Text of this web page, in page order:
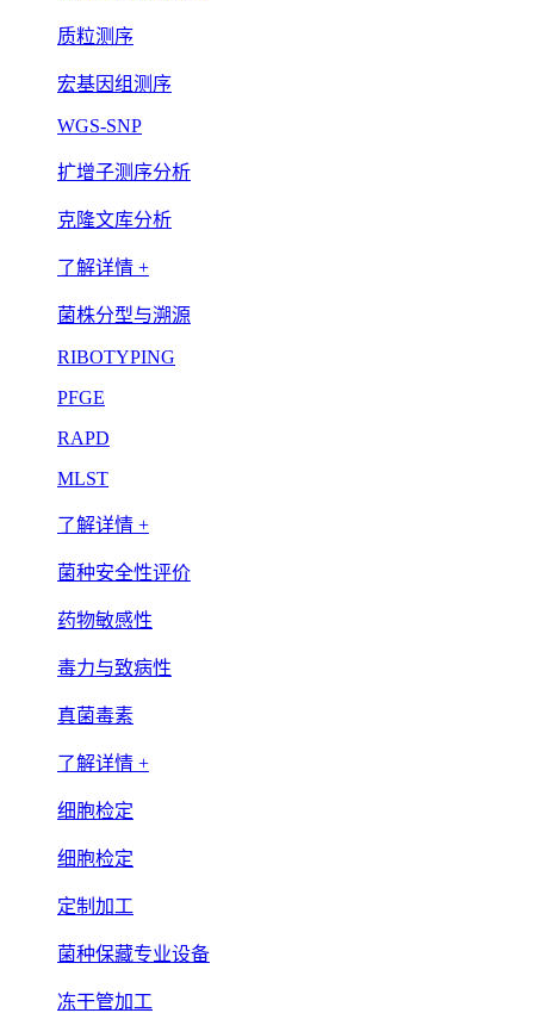
质粒测序
宏基因组测序
WGS-SNP
扩增子测序分析
克隆文库分析
了解详情 +
菌株分型与溯源
RIBOTYPING
PFGE
RAPD
MLST
了解详情 +
菌种安全性评价
药物敏感性
毒力与致病性
真菌毒素
了解详情 +
细胞检定
细胞检定
定制加工
菌种保藏专业设备
冻干管加工